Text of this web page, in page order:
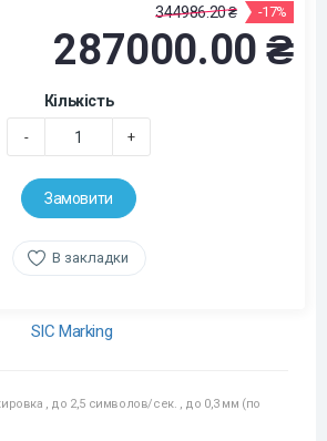
344986.20 ₴ -17%
287000.00 ₴
Кількість
- +
Замовити
В закладки
SIC Marking
, до 2,5 символов/сек. , до 0,3 мм (по